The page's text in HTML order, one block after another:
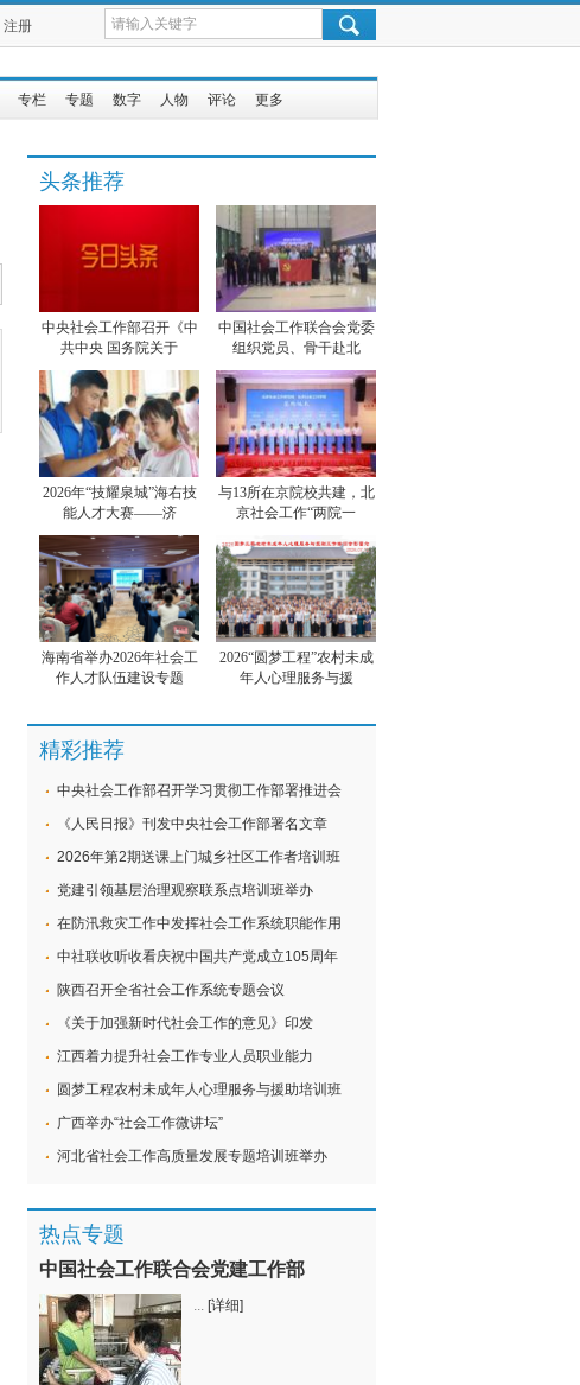
注册
专栏 专题 数字 人物 评论 更多
头条推荐
中央社会工作部召开《中
共中央 国务院关于
中国社会工作联合会党委
组织党员、骨干赴北
2026年“技耀泉城”海右技
能人才大赛——济
与13所在京院校共建，北
京社会工作“两院一
海南省举办2026年社会工
作人才队伍建设专题
2026“圆梦工程”农村未成
年人心理服务与援
精彩推荐
中央社会工作部召开学习贯彻工作部署推进会
《人民日报》刊发中央社会工作部署名文章
2026年第2期送课上门城乡社区工作者培训班
党建引领基层治理观察联系点培训班举办
在防汛救灾工作中发挥社会工作系统职能作用
中社联收听收看庆祝中国共产党成立105周年
陕西召开全省社会工作系统专题会议
《关于加强新时代社会工作的意见》印发
江西着力提升社会工作专业人员职业能力
圆梦工程农村未成年人心理服务与援助培训班
广西举办“社会工作微讲坛”
河北省社会工作高质量发展专题培训班举办
热点专题
中国社会工作联合会党建工作部
... [详细]